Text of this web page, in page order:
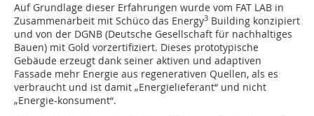
Auf Grundlage dieser Erfahrungen wurde vom FAT LAB in
Zusammenarbeit mit Schüco das Energy3 Building konzipiert
und von der DGNB (Deutsche Gesellschaft für nachhaltiges
Bauen) mit Gold vorzertifiziert. Dieses prototypische
Gebäude erzeugt dank seiner aktiven und adaptiven
Fassade mehr Energie aus regenerativen Quellen, als es
verbraucht und ist damit „Energielieferant“ und nicht
„Energie-konsument“.